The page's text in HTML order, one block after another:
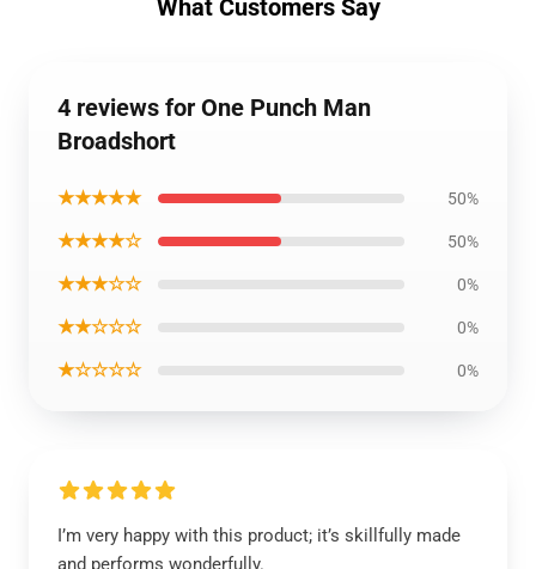
What Customers Say
4 reviews for One Punch Man
Broadshort
★★★★★ 50%
★★★★☆ 50%
★★★☆☆ 0%
★★☆☆☆ 0%
★☆☆☆☆ 0%
I’m very happy with this product; it’s skillfully made
and performs wonderfully.